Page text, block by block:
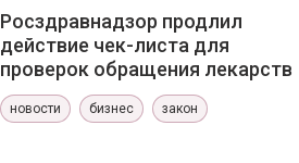
Росздравнадзор продлил
действие чек-листа для
проверок обращения лекарств
новости бизнес закон